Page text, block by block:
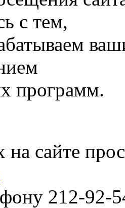
с тем,
программ.
сайте
212-92-